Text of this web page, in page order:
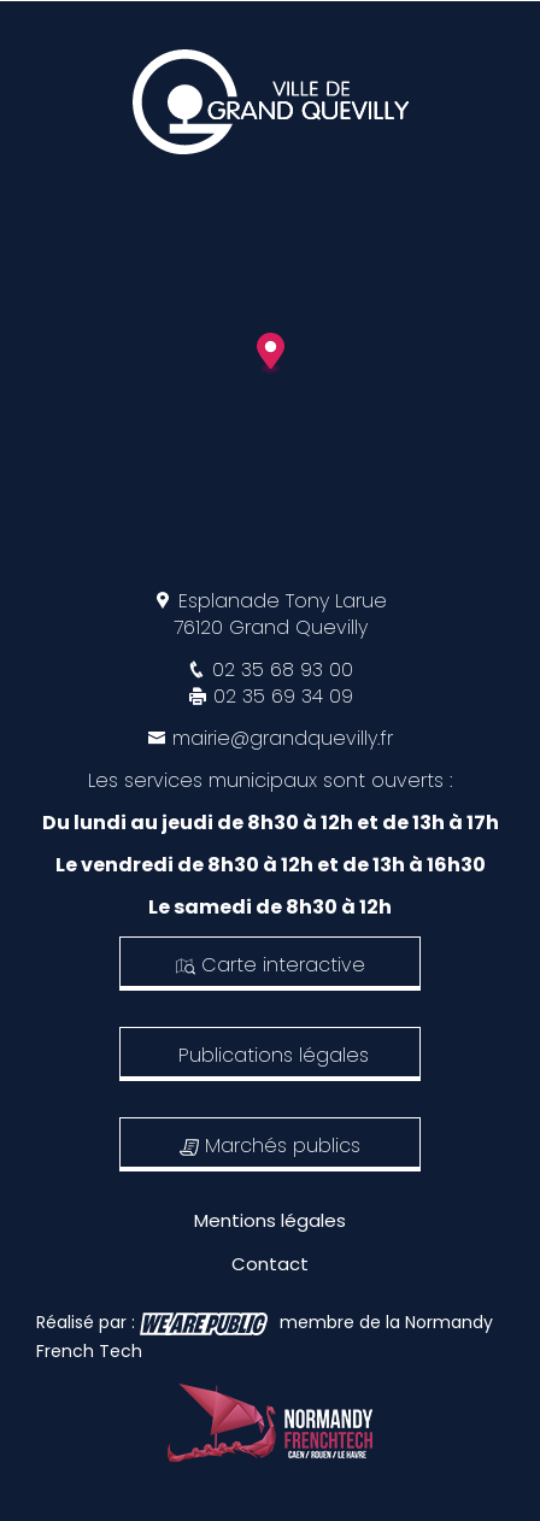
Esplanade Tony Larue
76120 Grand Quevilly
02 35 68 93 00
02 35 69 34 09
mairie@grandquevilly.fr
Les services municipaux sont ouverts :
Du lundi au jeudi de 8h30 à 12h et de 13h à 17h
Le vendredi de 8h30 à 12h et de 13h à 16h30
Le samedi de 8h30 à 12h
Carte interactive
Publications légales
Marchés publics
Mentions légales
Contact
Réalisé par :
membre de la Normandy
French Tech